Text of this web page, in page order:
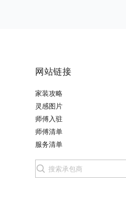
网站链接
家装攻略
灵感图片
师傅入驻
师傅清单
服务清单